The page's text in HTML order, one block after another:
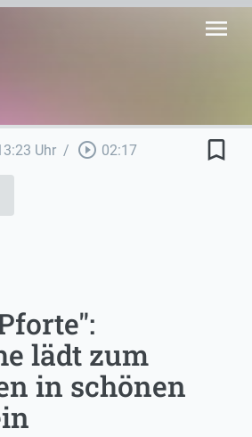
menu
Uhr / play_circle_outline 02:17 bookmark_border
lädt zum
in schönen